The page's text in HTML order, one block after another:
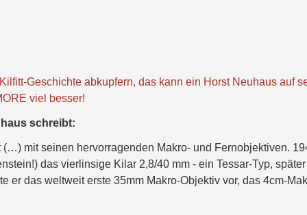
Geschichte abkupfern, das kann ein Horst Neuhaus auf
viel besser!
schreibt:
mit seinen hervorragenden Makro- und Fernobjektiven.
das vierlinsige Kilar 2,8/40 mm - ein Tessar-Typ,
er das weltweit erste 35mm Makro-Objektiv vor, das 4cm-